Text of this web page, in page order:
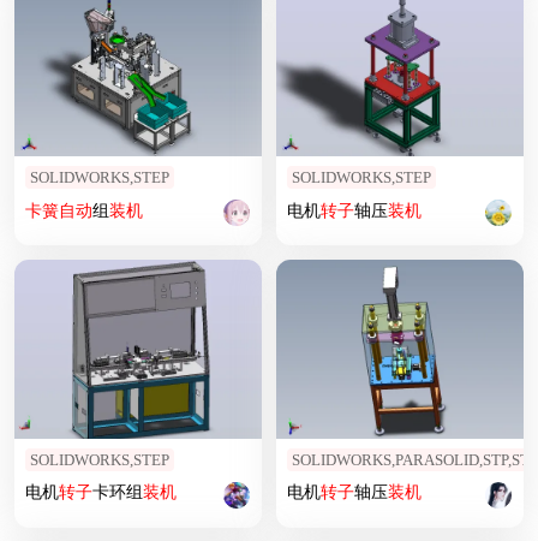
SOLIDWORKS,STEP
卡簧自动组装机
SOLIDWORKS,STEP
电机转子轴压装机
SOLIDWORKS,STEP
电机转子卡环组装机 电机转子轴压装机